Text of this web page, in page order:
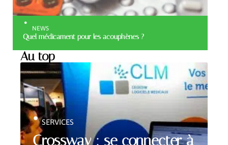
NEWS
Quel médicament pour les acouphènes ?
Au top
Crossway : se connecter à
SERVICES